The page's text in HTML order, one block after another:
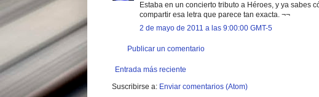
Estaba en un concierto tributo a Héroes, y ya sabes
compartir esa letra que parece tan exacta. ¬¬
2 de mayo de 2011 a las 9:00:00 GMT-5
Publicar un comentario
Entrada más reciente
Suscribirse a: Enviar comentarios (Atom)